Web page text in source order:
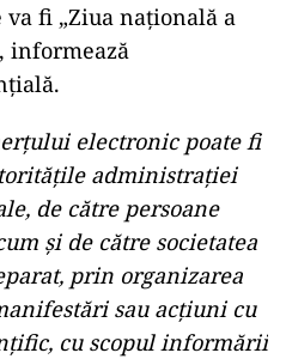
fi „Ziua naţională a
informează
electronic poate fi
administraţiei
de către persoane
şi de către societatea
prin organizarea
sau acţiuni cu
cu scopul informării